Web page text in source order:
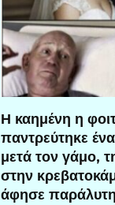
Η καημένη η
παντρεύτηκε
μετά τον γάμο,
στην
άφησε